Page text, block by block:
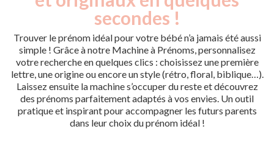
secondes !
Trouver le prénom idéal pour votre bébé n’a jamais été aussi
simple ! Grâce à notre Machine à Prénoms, personnalisez
votre recherche en quelques clics : choisissez une première
lettre, une origine ou encore un style (rétro, floral, biblique…).
Laissez ensuite la machine s’occuper du reste et découvrez
des prénoms parfaitement adaptés à vos envies. Un outil
pratique et inspirant pour accompagner les futurs parents
dans leur choix du prénom idéal !